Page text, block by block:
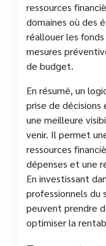
ressources
domaines où des
réallouer les
mesures
de budget.
En résumé, un
prise de
une meilleure
venir. Il permet
ressources
dépenses et une
En investissant
professionnels du
peuvent prendre
optimiser la